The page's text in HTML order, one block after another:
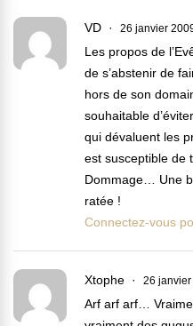
VD 26 janvier
Les propos de
de s’abstenir de
hors de son
souhaitable
qui dévaluent les
est susceptible de
Dommage… Une
ratée !
Connectez-vous
Xtophe 26
Arf arf arf…